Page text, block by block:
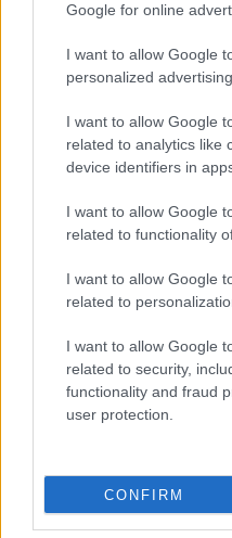
Google for online
I want to allow Google
personalized advertising.
I want to allow Google
related to analytics like
device identifiers in
I want to allow Google
related to functionality
I want to allow Google
related to
I want to allow Google
related to security,
functionality and fraud
user protection.
CONFIRM
Continua a